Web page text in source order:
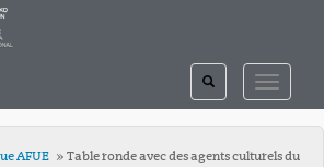
TOGGLE
TOGGLE
SEARCH
AFUE
Table ronde avec des agents culturels du